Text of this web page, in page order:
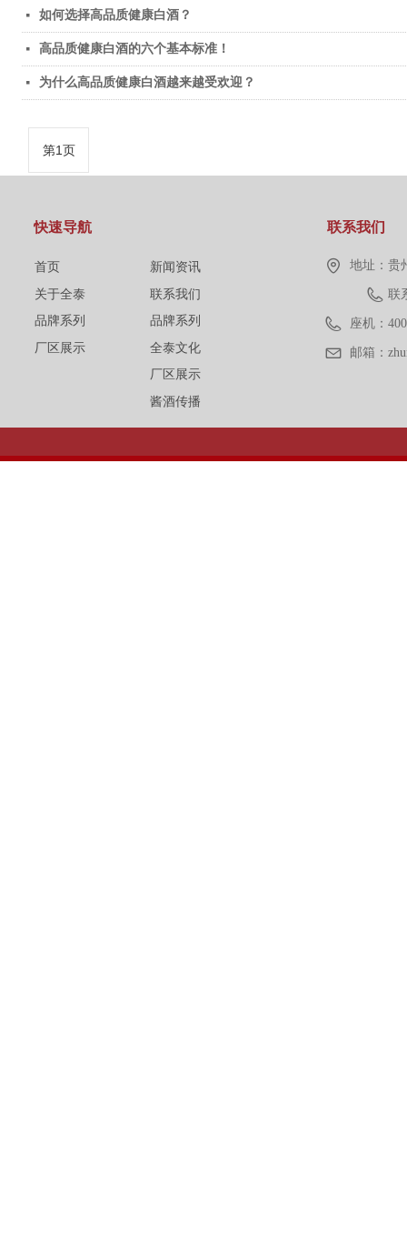
넷 如何选择高品质健康白酒？
넷 高品质健康白酒的六个基本标准！
넷 为什么高品质健康白酒越来越受欢迎？
第1页
快速导航
新闻资讯
联系我们
品牌系列
全泰文化
厂区展示
酱酒传播
首页
关于全泰
品牌系列
厂区展示
联系我们
地址： 贵
联
座机：
邮箱：